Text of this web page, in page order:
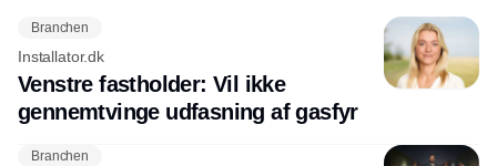
Branchen
Installator.dk
Venstre fastholder: Vil ikke
gennemtvinge udfasning af gasfyr
Branchen